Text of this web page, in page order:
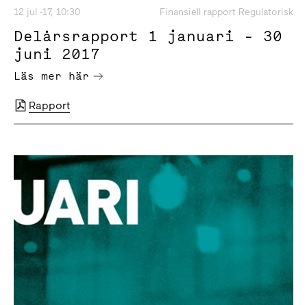
12 jul -17, 10:30 Finansiell rapport Regulatorisk
Delårsrapport 1 januari - 30
juni 2017
Läs mer här
Rapport